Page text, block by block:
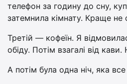
телефон за годину до сну,
затемнила кімнату. Краще не
Третій — кофеїн. Я
обіду. Потім взагалі від
А потім була одна ніч, яка все